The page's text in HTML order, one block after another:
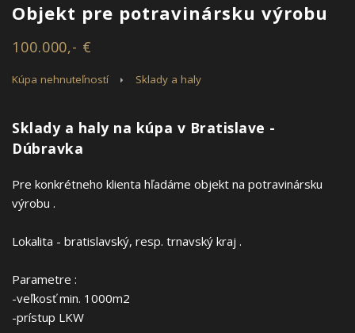
Objekt pre potravinársku výrobu
100.000,- €
Kúpa nehnuteľností Sklady a haly
Sklady a haly na kúpa v Bratislave -
Dúbravka
Pre konkrétneho klienta hľadáme objekt na potravinársku
výrobu .
Lokalita - bratislavský, resp. trnavský kraj .
Parametre :
-veľkosť min. 1000m2
-prístup LKW